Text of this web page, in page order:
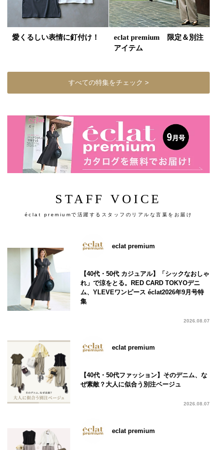
愛くるしい表情に釘付け！
eclat premium 限定＆別注
アイテム
すべての特集をチェック >
STAFF VOICE
éclat premiumで活躍するスタッフのリアルな言葉をお届け
eclat premium
【40代・50代 カジュアル】「シックなおしゃ
れ」で涼をとる。RED CARD TOKYOデニ
ム、YLEVEワンピース éclat2026年9月号特
集
2026.08.07
eclat premium
【40代・50代ファッション】そのデニム、な
ぜ素敵？大人に似合う別注ベージュ
2026.08.07
eclat premium